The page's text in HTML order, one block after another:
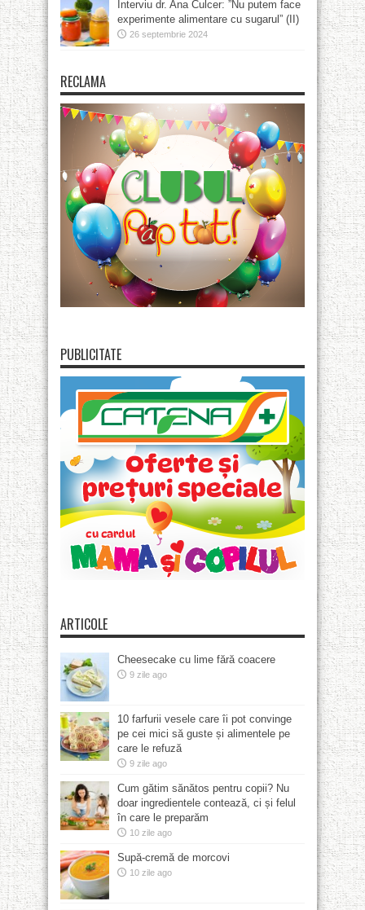
Interviu dr. Ana Culcer: ”Nu putem face
experimente alimentare cu sugarul” (II)
26 septembrie 2024
RECLAMA
PUBLICITATE
ARTICOLE
Cheesecake cu lime fără coacere
9 zile ago
10 farfurii vesele care îi pot convinge
pe cei mici să guste și alimentele pe
care le refuză
9 zile ago
Cum gătim sănătos pentru copii? Nu
doar ingredientele contează, ci și felul
în care le preparăm
10 zile ago
Supă-cremă de morcovi
10 zile ago